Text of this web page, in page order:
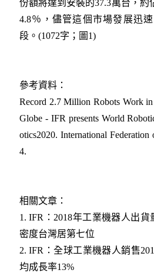
份額將達到安裝的37.3萬台，約
4.8％，儘管這個市場發展迅
段。(1072字；圖1)
參考資料：
Record 2.7 Million Robots Work
Globe - IFR presents World
otics2020. International
4.
相關文章：
1.IFR：2018年工業機器人出貨
密度台灣居第七位
2.IFR：全球工業機器人銷售
均成長率13%